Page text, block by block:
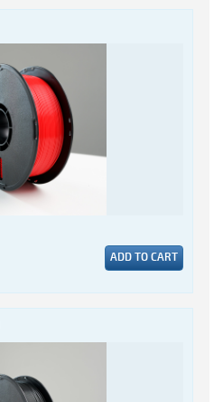
ADD TO CART